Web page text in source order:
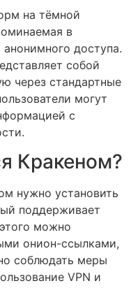
на тёмной
в
доступа.
собой
через стандартные
могут
с
Кракеном?
нужно установить
поддерживает
можно
онион-ссылками,
соблюдать меры
VPN и